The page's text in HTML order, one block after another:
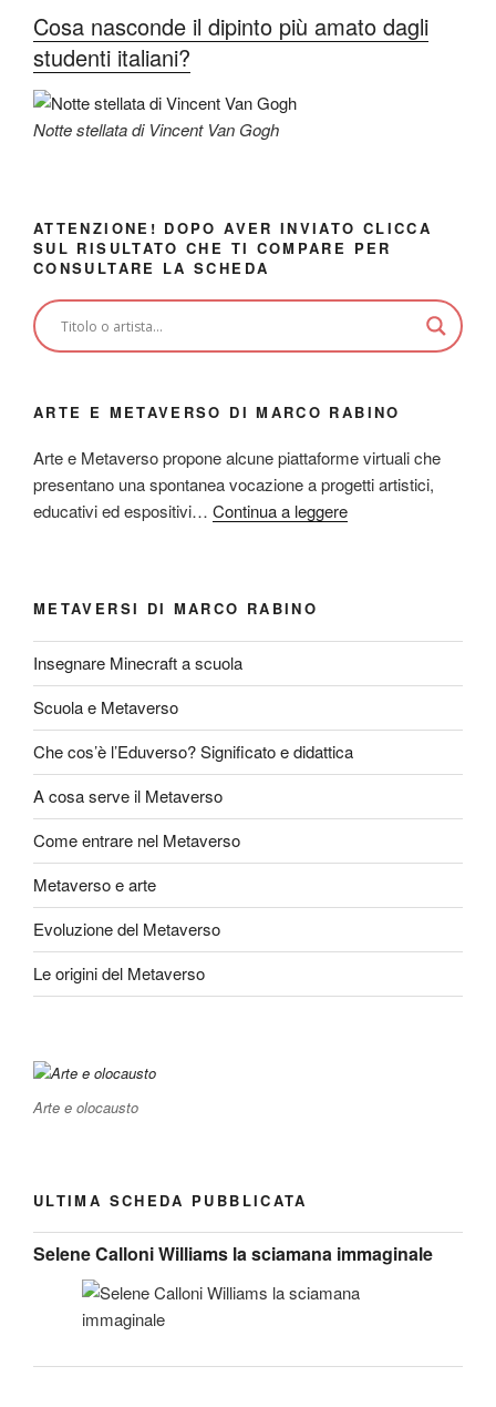
Cosa nasconde il dipinto più amato dagli
studenti italiani?
Notte stellata di Vincent Van Gogh
ATTENZIONE! DOPO AVER INVIATO CLICCA
SUL RISULTATO CHE TI COMPARE PER
CONSULTARE LA SCHEDA
ARTE E METAVERSO DI MARCO RABINO
Arte e Metaverso propone alcune piattaforme virtuali che
presentano una spontanea vocazione a progetti artistici,
educativi ed espositivi… Continua a leggere
METAVERSI DI MARCO RABINO
Insegnare Minecraft a scuola
Scuola e Metaverso
Che cos’è l’Eduverso? Significato e didattica
A cosa serve il Metaverso
Come entrare nel Metaverso
Metaverso e arte
Evoluzione del Metaverso
Le origini del Metaverso
Arte e olocausto
ULTIMA SCHEDA PUBBLICATA
Selene Calloni Williams la sciamana immaginale